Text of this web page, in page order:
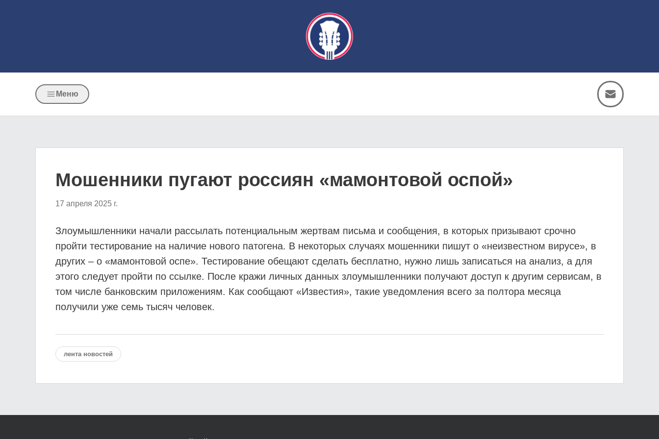
Меню
Мошенники пугают россиян «мамонтовой оспой»
17 апреля 2025 г.
Злоумышленники начали рассылать потенциальным жертвам письма и сообщения, в которых призывают срочно
пройти тестирование на наличие нового патогена. В некоторых случаях мошенники пишут о «неизвестном вирусе», в
других – о «мамонтовой оспе». Тестирование обещают сделать бесплатно, нужно лишь записаться на анализ, а для
этого следует пройти по ссылке. После кражи личных данных злоумышленники получают доступ к другим сервисам, в
том числе банковским приложениям. Как сообщают «Известия», такие уведомления всего за полтора месяца
получили уже семь тысяч человек.
лента новостей